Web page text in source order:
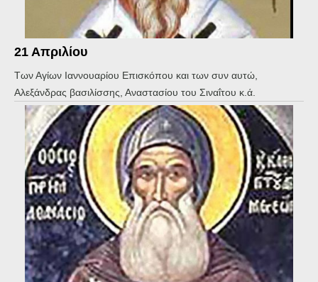
21 Απριλίου
Των Αγίων Ιαννουαρίου Επισκόπου και των συν αυτώ,
Αλεξάνδρας βασιλίσσης, Αναστασίου του Σιναΐτου κ.ά.